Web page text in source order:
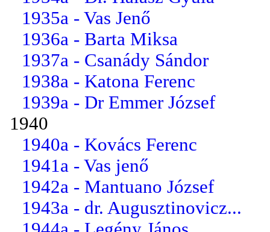
1935a - Vas Jenő
1936a - Barta Miksa
1937a - Csanády Sándor
1938a - Katona Ferenc
1939a - Dr Emmer József
1940
1940a - Kovács Ferenc
1941a - Vas jenő
1942a - Mantuano József
1943a - dr. Augusztinovicz...